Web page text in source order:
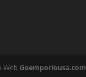
Web Goemporiousa.com